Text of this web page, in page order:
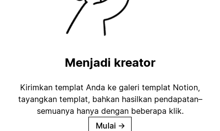
Menjadi kreator
Kirimkan templat Anda ke galeri templat Notion,
tayangkan templat, bahkan hasilkan pendapatan–
semuanya hanya dengan beberapa klik.
Mulai →